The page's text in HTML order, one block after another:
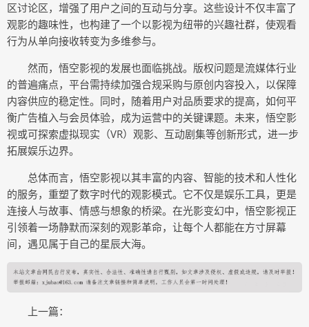
区讨论区，增强了用户之间的互动与分享。这些设计不仅丰富了
观影的趣味性，也构建了一个以影视为纽带的兴趣社群，使观看
行为从单向接收转变为多维参与。
然而，悟空影视的发展也面临挑战。版权问题是流媒体行业
的普遍痛点，平台需持续加强合规采购与原创内容投入，以保障
内容供应的稳定性。同时，随着用户对品质要求的提高，如何平
衡广告植入与会员体验，成为运营中的关键课题。未来，悟空影
视或可探索虚拟现实（VR）观影、互动剧集等创新形式，进一步
拓展娱乐边界。
总体而言，悟空影视以其丰富的内容、智能的技术和人性化
的服务，重塑了数字时代的观影模式。它不仅是娱乐工具，更是
连接人与故事、情感与想象的桥梁。在光影变幻中，悟空影视正
引领着一场静默而深刻的观影革命，让每个人都能在方寸屏幕
间，遇见属于自己的星辰大海。
上一篇：